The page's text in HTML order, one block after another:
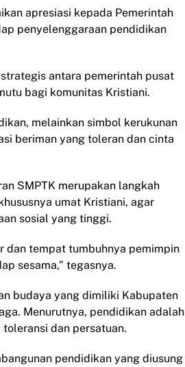
apresiasi kepada Pemerintah
penyelenggaraan pendidikan
antara pemerintah pusat
bagi komunitas Kristiani.
melainkan simbol kerukunan
beriman yang toleran dan cinta
SMPTK merupakan langkah
umat Kristiani, agar
sosial yang tinggi.
dan tempat tumbuhnya pemimpin
sesama,” tegasnya.
budaya yang dimiliki Kabupaten
Menurutnya, pendidikan adalah
dan persatuan.
pendidikan yang diusung